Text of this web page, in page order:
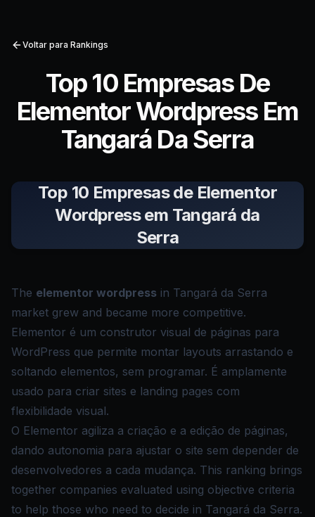
Voltar para Rankings
Top 10 Empresas De
Elementor Wordpress Em
Tangará Da Serra
Top 10 Empresas de Elementor
Wordpress em Tangará da
Serra
The elementor wordpress in Tangará da Serra
market grew and became more competitive.
Elementor é um construtor visual de páginas para
WordPress que permite montar layouts arrastando e
soltando elementos, sem programar. É amplamente
usado para criar sites e landing pages com
flexibilidade visual.
O Elementor agiliza a criação e a edição de páginas,
dando autonomia para ajustar o site sem depender de
desenvolvedores a cada mudança. This ranking brings
together companies evaluated using objective criteria
to help those who need to decide in Tangará da Serra.